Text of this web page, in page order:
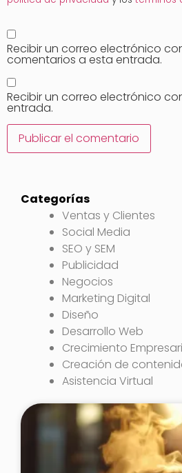
Recibir un correo electrónico
comentarios a esta entrada.
Recibir un correo electrónico
entrada.
Categorías
Ventas y Clientes
Social Media
SEO y SEM
Publicidad
Negocios
Marketing Digital
Diseño
Desarrollo Web
Crecimiento
Creación de
Asistencia Virtual